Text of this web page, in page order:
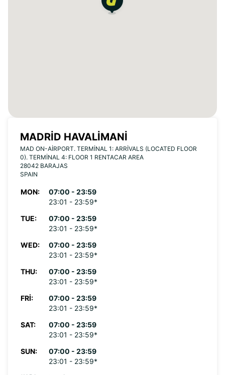
MADRID HAVALIMANI
MAD ON-AIRPORT. TERMINAL 1: ARRIVALS (LOCATED FLOOR
0). TERMINAL 4: FLOOR 1 RENTACAR AREA
28042 BARAJAS
SPAIN
MON:
07:00 - 23:59
23:01 - 23:59*
TUE:
07:00 - 23:59
23:01 - 23:59*
WED:
07:00 - 23:59
23:01 - 23:59*
THU:
07:00 - 23:59
23:01 - 23:59*
FRI:
07:00 - 23:59
23:01 - 23:59*
SAT:
07:00 - 23:59
23:01 - 23:59*
SUN:
07:00 - 23:59
23:01 - 23:59*